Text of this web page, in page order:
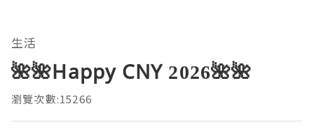
生活
🌺🌺Happy CNY 2026🌺🌺
瀏覽次數:15266